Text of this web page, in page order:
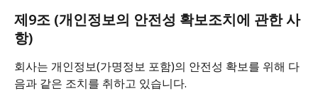
제9조 (개인정보의 안전성 확보조치에 관한 사
항)
회사는 개인정보(가명정보 포함)의 안전성 확보를 위해 다
음과 같은 조치를 취하고 있습니다.